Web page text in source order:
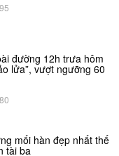
đường 12h trưa hôm
lửa”, vượt ngưỡng 60
mối hàn đẹp nhất thế
tài ba